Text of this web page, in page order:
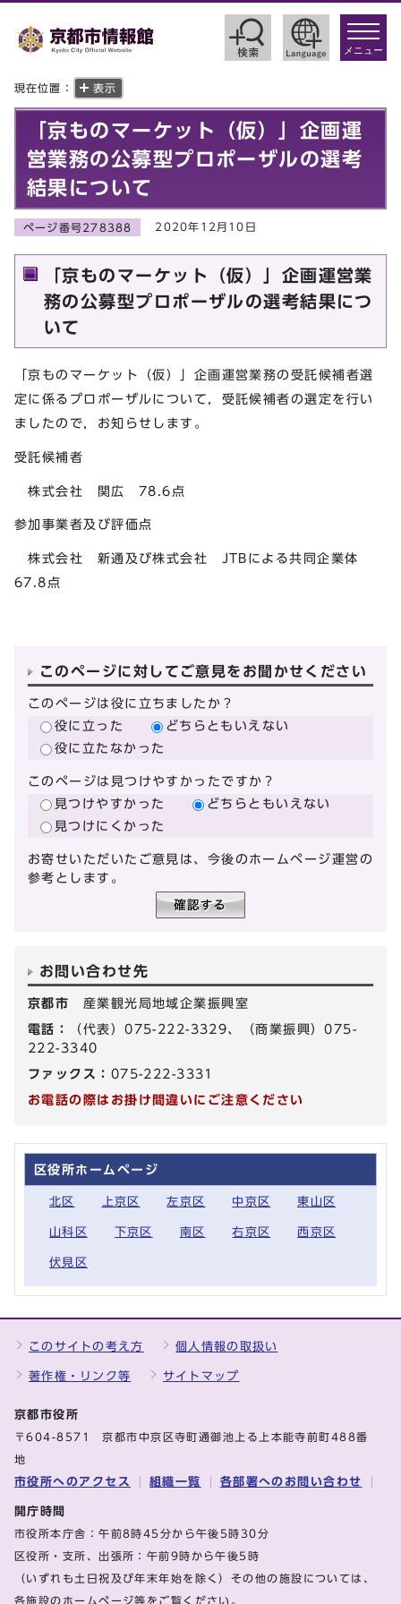
toggle
メニュー
現在位置： 表示
「京ものマーケット（仮）」企画運
営業務の公募型プロポーザルの選考
結果について
ページ番号278388 2020年12月10日
「京ものマーケット（仮）」企画運営業
務の公募型プロポーザルの選考結果につ
いて
「京ものマーケット（仮）」企画運営業務の受託候補者選
定に係るプロポーザルについて，受託候補者の選定を行い
ましたので，お知らせします。
受託候補者
株式会社 関広 78.6点
参加事業者及び評価点
株式会社 新通及び株式会社 JTBによる共同企業体
67.8点
このページに対してご意見をお聞かせください
このページは役に立ちましたか？
役に立った
どちらともいえない
役に立たなかった
このページは見つけやすかったですか？
見つけやすかった
どちらともいえない
見つけにくかった
お寄せいただいたご意見は、今後のホームページ運営の
参考とします。
お問い合わせ先
京都市 産業観光局地域企業振興室
電話：
（代表）075-222-3329、（商業振興）075-
222-3340
ファックス： 075-222-3331
お電話の際はお掛け間違いにご注意ください
区役所ホームページ
北区 上京区 左京区 中京区 東山区
山科区 下京区 南区 右京区 西京区
伏見区
このサイトの考え方 個人情報の取扱い
著作権・リンク等 サイトマップ
京都市役所
〒604-8571 京都市中京区寺町通御池上る上本能寺前町488番
地
市役所へのアクセス 組織一覧 各部署へのお問い合わせ
開庁時間
市役所本庁舎：午前8時45分から午後5時30分
区役所・支所、出張所：午前9時から午後5時
（いずれも土日祝及び年末年始を除く）その他の施設については、
各施設のホームページ等をご覧ください。